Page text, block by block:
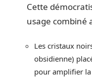
Cette
usage combiné
Les cristaux
obsidienne)
pour amplifier